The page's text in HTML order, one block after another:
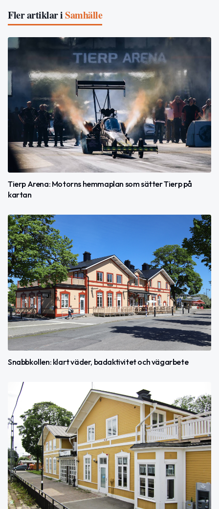
Fler artiklar iSamhälle
Tierp Arena: Motorns hemmaplan som sätter Tierp på
kartan
Snabbkollen: klart väder, badaktivitet och vägarbete